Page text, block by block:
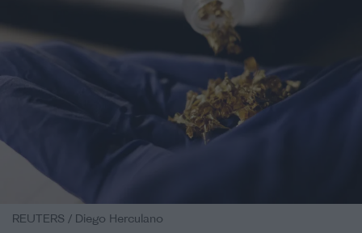
REUTERS / Diego Herculano